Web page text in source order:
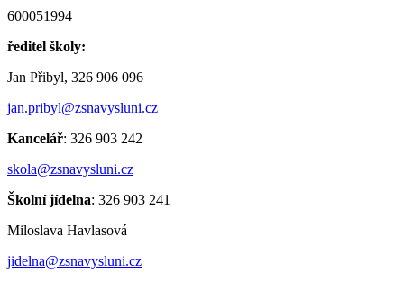
600051994
ředitel školy:
Jan Přibyl, 326 906 096
jan.pribyl@zsnavysluni.cz
Kancelář: 326 903 242
skola@zsnavysluni.cz
Školní jídelna: 326 903 241
Miloslava Havlasová
jidelna@zsnavysluni.cz